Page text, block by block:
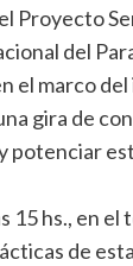
Proyecto
del
el marco
gira de
potenciar
hs., en el
de